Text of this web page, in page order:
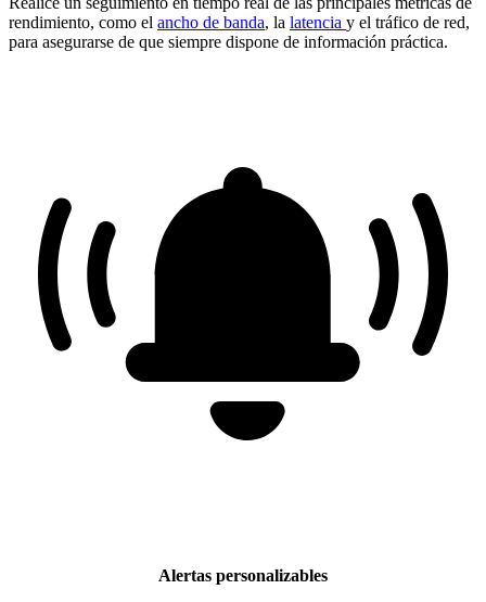
rendimiento, como el ancho de banda, la latencia y el tráfico de red,
para asegurarse de que siempre dispone de información práctica.
Alertas personalizables